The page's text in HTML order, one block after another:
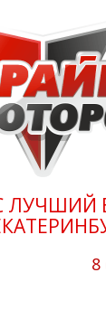
ЛУЧШИЙ
8